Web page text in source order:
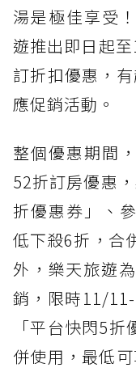
湯是極佳享受
遊推出即日起
訂折扣優惠，
應促銷活動。
整個優惠期間
52折訂房優惠
折優惠券」、
低下殺6折，合
外，樂天旅遊
銷，限時11/
「平台快閃5
併使用，最低